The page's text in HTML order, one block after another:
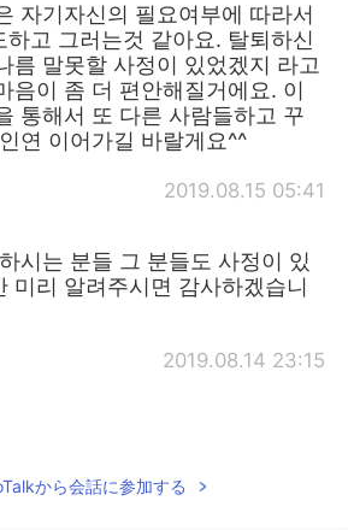
자기자신의 필요여부에 따라서
하고 그러는것 같아요. 탈퇴하신
름 말못할 사정이 있었겠지 라고
음이 좀 더 편안해질거에요. 이
통해서 또 다른 사람들하고 꾸
연 이어가길 바랄게요^^
2019.08.15 05:41
시는 분들 그 분들도 사정이 있
미리 알려주시면 감사하겠습니
2019.08.14 23:15
윤종현 2019.08.14 21:30
から会話に参加する